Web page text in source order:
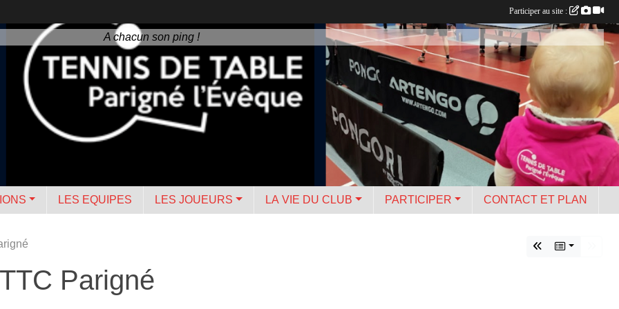
A chacun son ping !
LES EQUIPES LES JOUEURS LA VIE DU CLUB PARTICIPER CONTACT ET PLAN
Parigné
Participer au site :